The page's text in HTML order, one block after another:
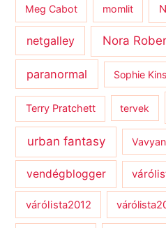
Meg Cabot momlit
netgalley Nora
paranormal Sophie
Terry Pratchett tervek
urban fantasy
vendégblogger
várólista2012